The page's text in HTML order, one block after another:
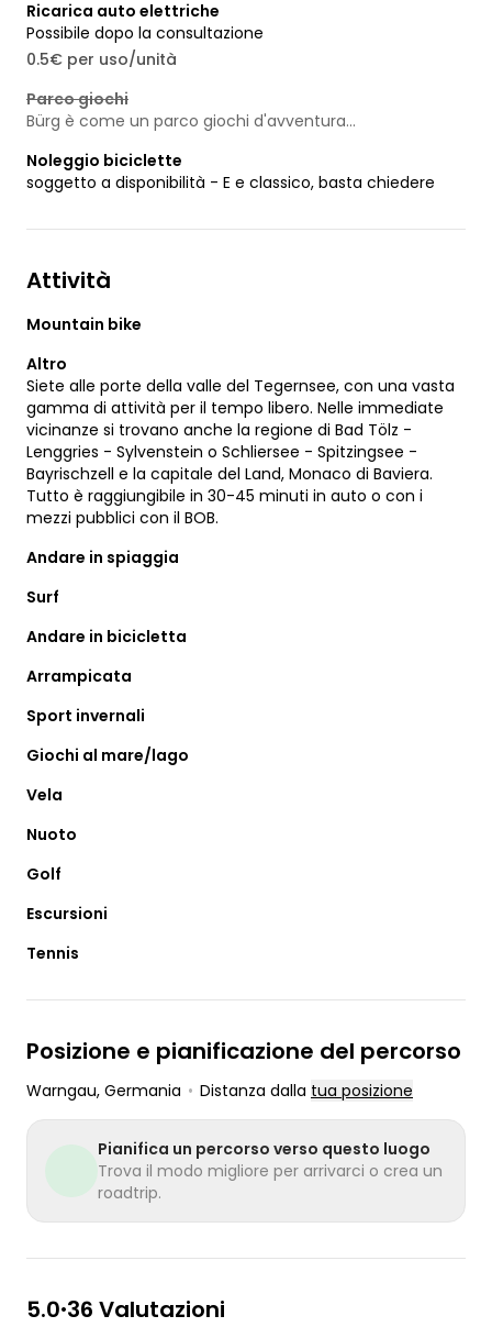
Ricarica auto elettriche
Possibile dopo la consultazione
0.5€ per uso/unità
Parco giochi
Bürg è come un parco giochi d'avventura...
Noleggio biciclette
soggetto a disponibilità - E e classico, basta chiedere
Attività
Mountain bike
Altro
Siete alle porte della valle del Tegernsee, con una vasta
gamma di attività per il tempo libero. Nelle immediate
vicinanze si trovano anche la regione di Bad Tölz -
Lenggries - Sylvenstein o Schliersee - Spitzingsee -
Bayrischzell e la capitale del Land, Monaco di Baviera.
Tutto è raggiungibile in 30-45 minuti in auto o con i
mezzi pubblici con il BOB.
Andare in spiaggia
Surf
Andare in bicicletta
Arrampicata
Sport invernali
Giochi al mare/lago
Vela
Nuoto
Golf
Escursioni
Tennis
Posizione e pianificazione del percorso
Warngau, Germania • Distanza dalla tua posizione
Pianifica un percorso verso questo luogo
Trova il modo migliore per arrivarci o crea un
roadtrip.
5.0•36 Valutazioni